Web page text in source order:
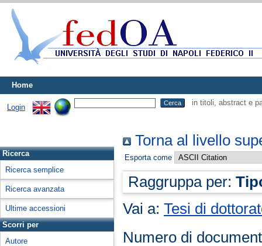
Home
Login
in titoli, abstract e
Ricerca
Ricerca semplice
Ricerca avanzata
Ultime accessioni
Scorri per
Autore
Torna al livello
Esporta come
Raggruppa per:
Vai a:Tesi di
Numero di